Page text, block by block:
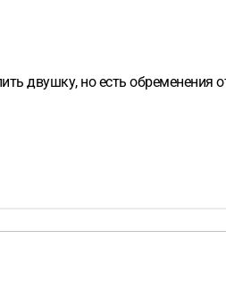
двушку, но есть